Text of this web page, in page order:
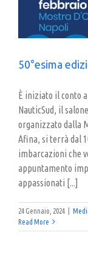
50°esima
È iniziato il conto
NauticSud, il
organizzato dalla
Afina, si terrà dal
imbarcazioni che
appuntamento
appassionati [...]
24 Gennaio, 2024
Read More